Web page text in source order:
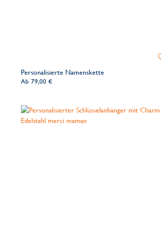
Personalisierte Namenskette
Ab 79,00 €